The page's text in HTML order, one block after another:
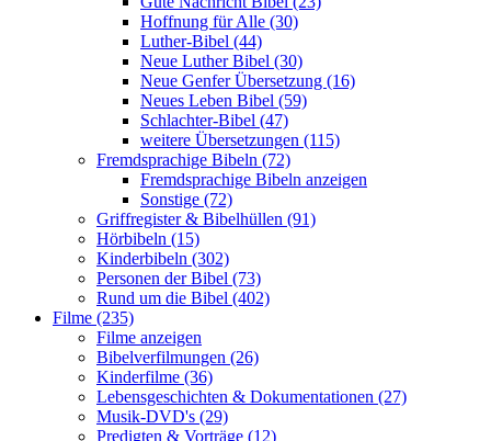
Hoffnung für Alle (30)
Luther-Bibel (44)
Neue Luther Bibel (30)
Neue Genfer Übersetzung (16)
Neues Leben Bibel (59)
Schlachter-Bibel (47)
weitere Übersetzungen (115)
Fremdsprachige Bibeln (72)
Fremdsprachige Bibeln anzeigen
Sonstige (72)
Griffregister & Bibelhüllen (91)
Hörbibeln (15)
Kinderbibeln (302)
Personen der Bibel (73)
Rund um die Bibel (402)
Filme (235)
Filme anzeigen
Bibelverfilmungen (26)
Kinderfilme (36)
Lebensgeschichten & Dokumentationen (27)
Musik-DVD's (29)
Predigten & Vorträge (12)